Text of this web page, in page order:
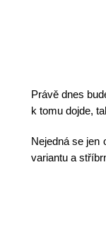
Právě dnes
k tomu dojde,
Nejedná se jen
variantu a